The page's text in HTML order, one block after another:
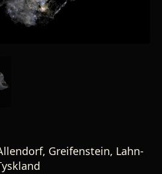
Greifenstein, Lahn-